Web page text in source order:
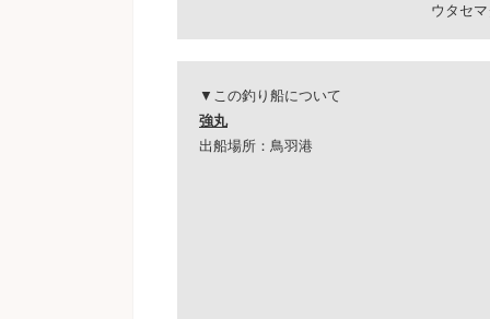
ウタセ
▼この釣り船について
強丸
出船場所：鳥羽港